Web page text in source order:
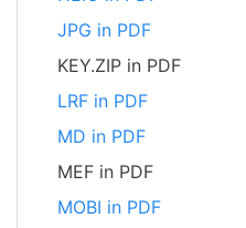
JPG in PDF
KEY.ZIP in PDF
LRF in PDF
MD in PDF
MEF in PDF
MOBI in PDF